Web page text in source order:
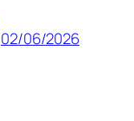
02/06/2026